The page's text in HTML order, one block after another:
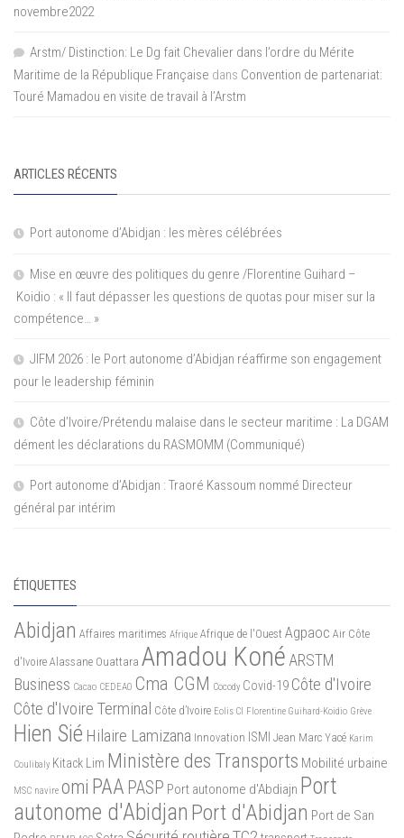
novembre2022
Arstm/ Distinction: Le Dg fait Chevalier dans l’ordre du Mérite
Maritime de la République Française dans Convention de partenariat:
Touré Mamadou en visite de travail à l’Arstm
ARTICLES RÉCENTS
Port autonome d’Abidjan : les mères célébrées
Mise en œuvre des politiques du genre /Florentine Guihard –
Koidio : « Il faut dépasser les questions de quotas pour miser sur la
compétence… »
JIFM 2026 : le Port autonome d’Abidjan réaffirme son engagement
pour le leadership féminin
Côte d’Ivoire/Prétendu malaise dans le secteur maritime : La DGAM
dément les déclarations du RASMOMM (Communiqué)
Port autonome d’Abidjan : Traoré Kassoum nommé Directeur
général par intérim
ÉTIQUETTES
Abidjan Affaires maritimes Afrique Afrique de l'Ouest Agpaoc Air Côte
d'Ivoire Alassane Ouattara Amadou Koné ARSTM
Business Cacao CEDEAO Cma CGM Cocody Covid-19 Côte d'Ivoire
Côte d'Ivoire Terminal Côte d’Ivoire Eolis CI Florentine Guihard-Koidio Grève
Hien Sié Hilaire Lamizana Innovation ISMI Jean Marc Yacé Karim
Coulibaly Kitack Lim Ministère des Transports Mobilité urbaine
MSC navire omi PAA PASP Port autonome d'Abdiajn Port
autonome d'Abidjan Port d'Abidjan Port de San